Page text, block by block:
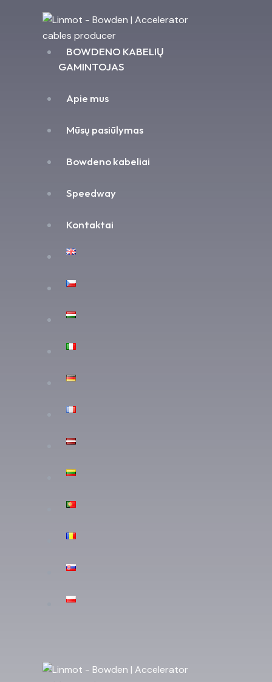
BOWDENO KABELIŲ
GAMINTOJAS
Apie mus
Mūsų pasiūlymas
Bowdeno kabeliai
Speedway
Kontaktai